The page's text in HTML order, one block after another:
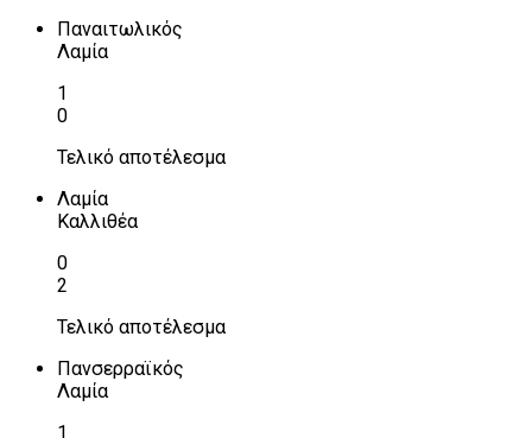
Παναιτωλικός
Λαμία
1
0
Τελικό αποτέλεσμα
Λαμία
Καλλιθέα
0
2
Τελικό αποτέλεσμα
Πανσερραϊκός
Λαμία
1